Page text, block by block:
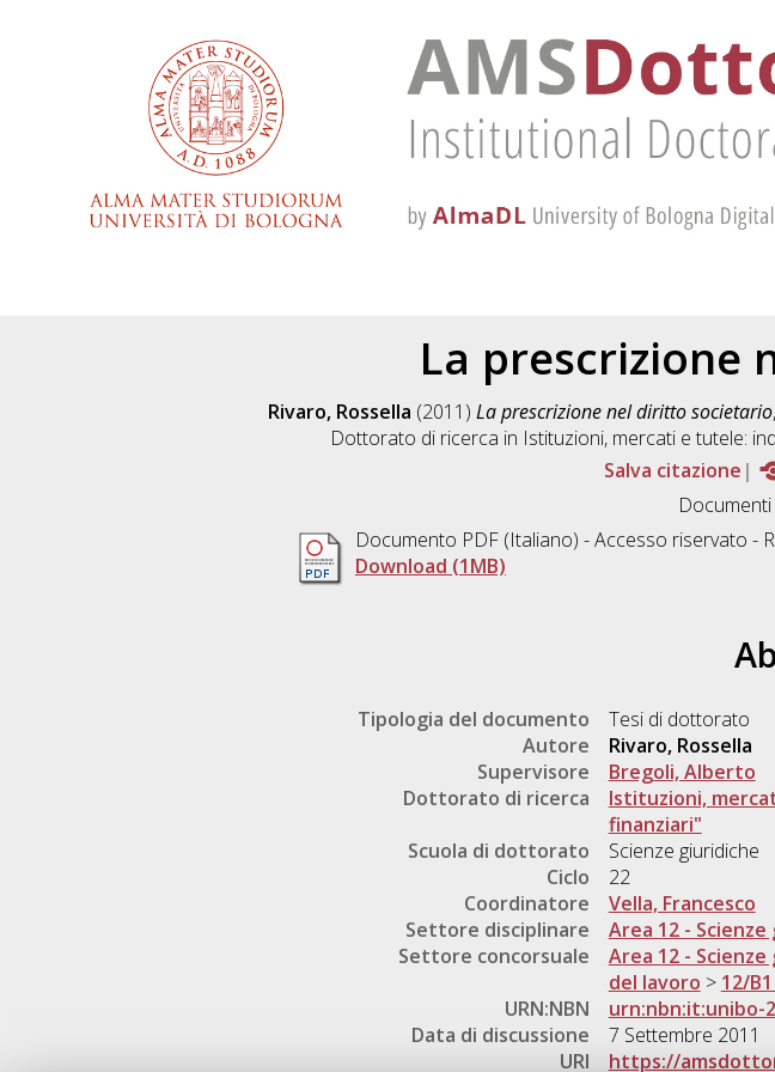
La prescrizione
Rivaro, Rossella (2011) La prescrizione nel diritto societario
Dottorato di ricerca in Istituzioni, mercati e tutele:
Salva citazione
Documento PDF (Italiano) - Accesso riservato -
Download (1MB)
Tipologia del documento
Tesi di dottorato
Autore
Rivaro, Rossella
Supervisore
Bregoli, Alberto
Dottorato di ricerca
Istituzioni,
finanziari"
Scuola di dottorato
Scienze giuridiche
Ciclo
22
Coordinatore
Vella, Francesco
Settore disciplinare
Area 12 -
Settore concorsuale
Area 12 -
del lavoro > 12/
URN:NBN
urn:nbn:it:unibo-
Data di discussione
7 Settembre 2011
URI
https://